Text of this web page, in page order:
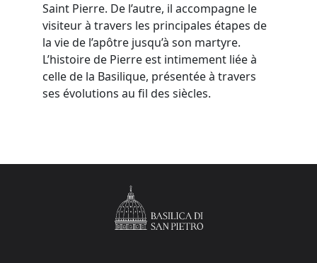
Saint Pierre. De l’autre, il accompagne le
visiteur à travers les principales étapes de
la vie de l’apôtre jusqu’à son martyre.
L’histoire de Pierre est intimement liée à
celle de la Basilique, présentée à travers
ses évolutions au fil des siècles.